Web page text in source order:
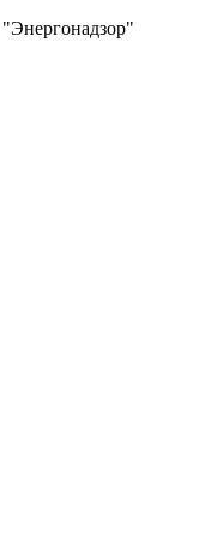
"Энергонадзор"